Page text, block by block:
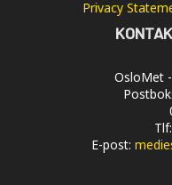
Privacy
OsloMet
E-post: